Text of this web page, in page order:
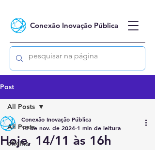
Conexão Inovação Pública
Post
All Posts
oficina
All Posts
Hoje, 14/11 às 16h
Conexão Inovação Pública
14 de nov. de 2024 1 min de leitura